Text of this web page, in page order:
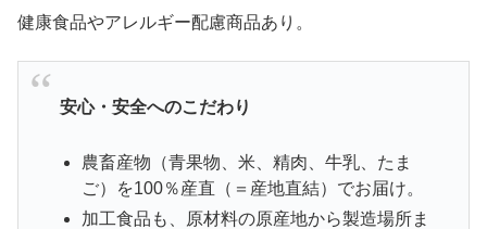
健康食品やアレルギー配慮商品あり。
安心・安全へのこだわり
農畜産物（青果物、米、精肉、牛乳、たま
ご）を100％産直（＝産地直結）でお届け。
加工食品も、原材料の原産地から製造場所ま